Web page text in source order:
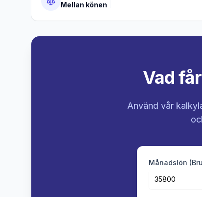
Mellan könen
Vad
Använd vår
Månadslön